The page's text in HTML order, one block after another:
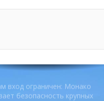
готовит вечер мирового
вход ограничен: Монако
безопасность крупных